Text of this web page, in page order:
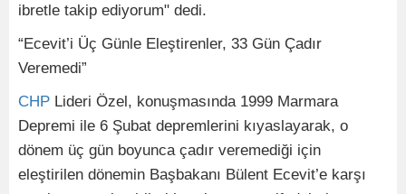
ibretle takip ediyorum" dedi.
“Ecevit’i Üç Günle Eleştirenler, 33 Gün Çadır
Veremedi”
CHP Lideri Özel, konuşmasında 1999 Marmara
Depremi ile 6 Şubat depremlerini kıyaslayarak, o
dönem üç gün boyunca çadır veremediği için
eleştirilen dönemin Başbakanı Bülent Ecevit’e karşı